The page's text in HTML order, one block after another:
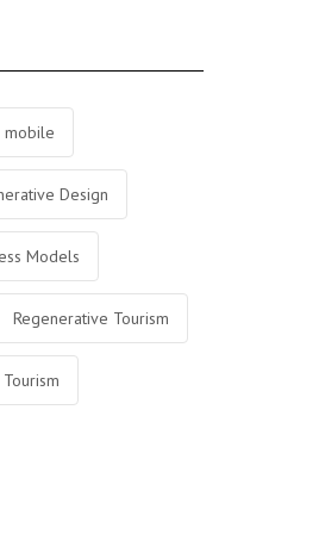
mobile
Design
Models
Regenerative Tourism
Tourism